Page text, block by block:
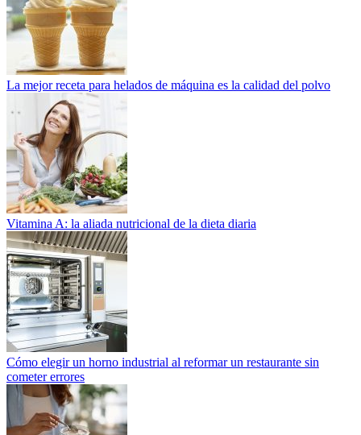
La mejor receta para helados de máquina es la calidad del polvo
Vitamina A: la aliada nutricional de la dieta diaria
Cómo elegir un horno industrial al reformar un restaurante sin
cometer errores